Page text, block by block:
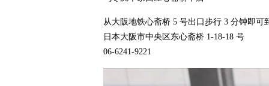
从大阪地铁心斋桥 5 号出口步行 3 分钟即可
日本大阪市中央区东心斋桥 1-18-18 号
06-6241-9221